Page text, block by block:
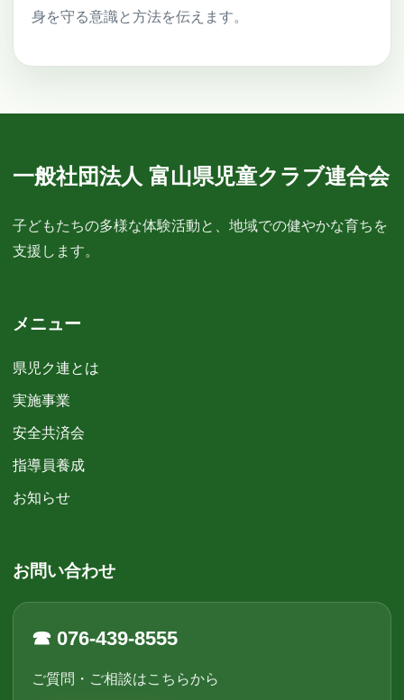
身を守る意識と方法を伝えます。
一般社団法人 富山県児童クラブ連合会
子どもたちの多様な体験活動と、地域での健やかな育ちを
支援します。
メニュー
県児ク連とは
実施事業
安全共済会
指導員養成
お知らせ
お問い合わせ
☎ 076-439-8555
ご質問・ご相談はこちらから